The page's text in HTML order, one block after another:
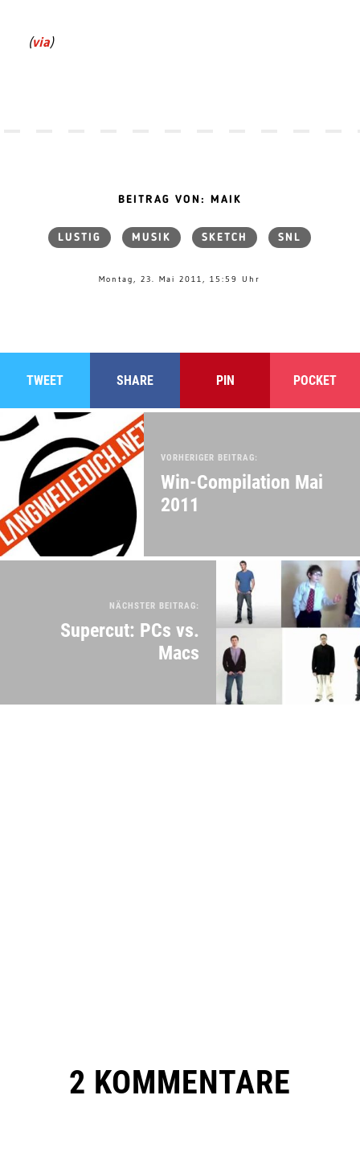
(via)
BEITRAG VON: MAIK
LUSTIG MUSIK SKETCH SNL
Montag, 23. Mai 2011, 15:59 Uhr
TWEET SHARE PIN POCKET
VORHERIGER BEITRAG:
Win-Compilation Mai
2011
NÄCHSTER BEITRAG:
Supercut: PCs vs.
Macs
2 KOMMENTARE